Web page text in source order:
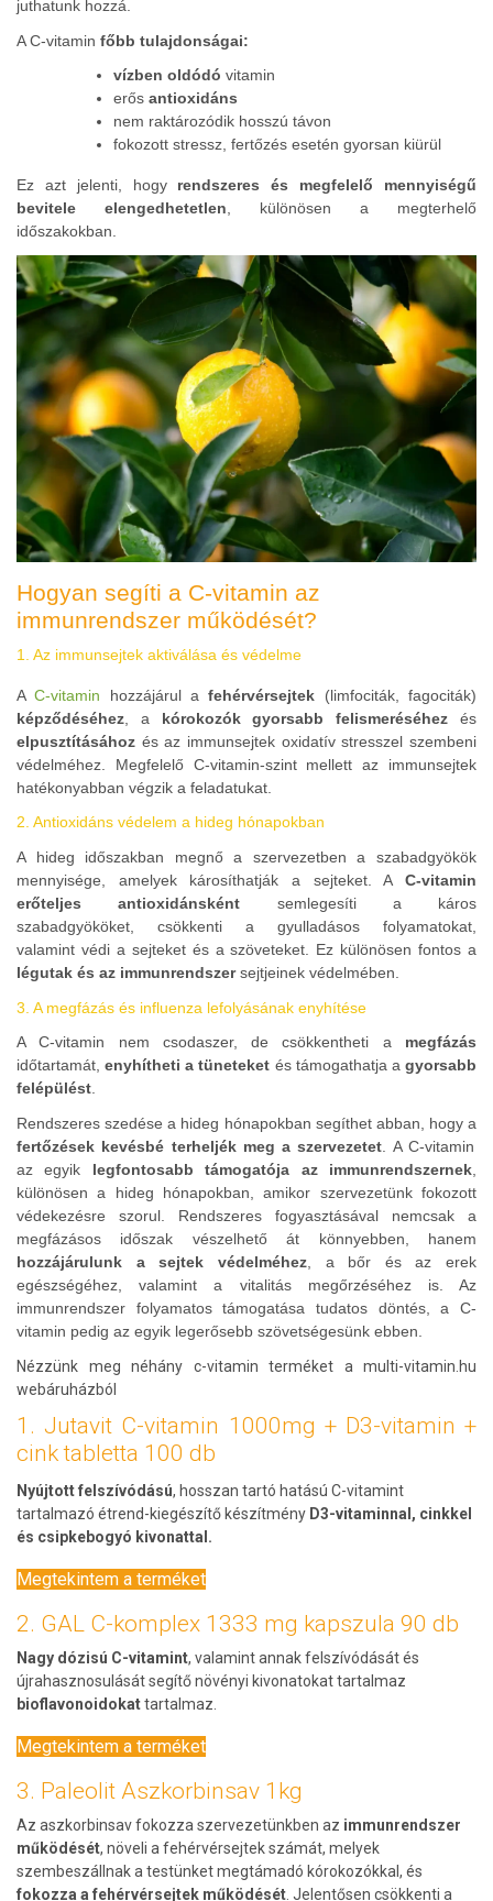
juthatunk hozzá.
A C-vitamin főbb tulajdonságai:
vízben oldódó vitamin
erős antioxidáns
nem raktározódik hosszú távon
fokozott stressz, fertőzés esetén gyorsan kiürül
Ez azt jelenti, hogy rendszeres és megfelelő mennyiségű
bevitele elengedhetetlen, különösen a megterhelő
időszakokban.
Hogyan segíti a C-vitamin az
immunrendszer működését?
1. Az immunsejtek aktiválása és védelme
AC-vitamin hozzájárul afehérvérsejtek (limfociták, fagociták)
képződéséhez , a kórokozók gyorsabb felismeréséhez és
elpusztításához és az immunsejtek oxidatív stresszel szembeni
védelméhez. Megfelelő C-vitamin-szint mellett az immunsejtek
hatékonyabban végzik a feladatukat.
2. Antioxidáns védelem a hideg hónapokban
A hideg időszakban megnő a szervezetben a szabadgyökök
mennyisége, amelyek károsíthatják a sejteket. A C-vitamin
erőteljes antioxidánsként semlegesíti a káros
szabadgyököket, csökkenti a gyulladásos folyamatokat,
valamint védi a sejteket és a szöveteket. Ez különösen fontos a
légutak és az immunrendszersejtjeinek védelmében.
3. A megfázás és influenza lefolyásának enyhítése
A C-vitamin nem csodaszer, decsökkentheti a megfázás
időtartamát,enyhítheti a tüneteket és támogathatja agyorsabb
felépülést
Rendszeres szedése a hideg hónapokban segíthet abban, hogy a
fertőzések kevésbé terheljék meg a szervezetet . A C-vitamin
az egyik legfontosabb támogatója az immunrendszernek
különösen a hideg hónapokban, amikor szervezetünk fokozott
védekezésre szorul. Rendszeres fogyasztásával nemcsak a
megfázásos időszak vészelhető át könnyebben, hanem
hozzájárulunk a sejtek védelméhez, a bőr és az erek
egészségéhez, valamint a vitalitás megőrzéséhez is. Az
immunrendszer folyamatos támogatása tudatos döntés, a C-
vitamin pedig az egyik legerősebb szövetségesünk ebben.
Nézzünk meg néhány c-vitamin terméket a multi-vitamin.hu
webáruházból
1. Jutavit C-vitamin 1000mg + D3-vitamin +
cink tabletta 100 db
Nyújtott felszívódású, hosszan tartó hatású C-vitamint
tartalmazó étrend-kiegészítő készítmény D3-vitaminnal, cinkkel
és csipkebogyó kivonattal.
Megtekintem a terméket
2. GAL C-komplex 1333 mg kapszula 90 db
Nagy dózisú C-vitamint, valamint annak felszívódását és
újrahasznosulását segítő növényi kivonatokat tartalmaz
bioflavonoidokattartalmaz.
Megtekintem a terméket
3. Paleolit Aszkorbinsav 1kg
Az aszkorbinsav fokozza szervezetünkben az immunrendszer
működését, növeli a fehérvérsejtek számát, melyek
szembeszállnak a testünket megtámadó kórokozókkal, és
fokozza a fehérvérsejtek működését . Jelentősen csökkenti a